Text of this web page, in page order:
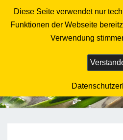
TISCH
Die
Diese Seite verwendet nur
Funktionen der Webseite
Verwendung